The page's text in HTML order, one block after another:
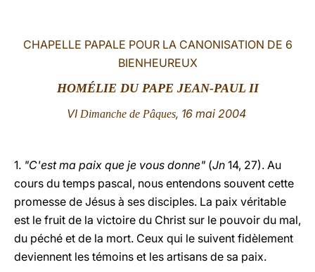
CHAPELLE PAPALE POUR LA CANONISATION DE 6
BIENHEUREUX
HOMÉLIE DU PAPE JEAN-PAUL II
VI Dimanche de Pâques, 16 mai 2004
1. "C'est ma paix que je vous donne" (Jn 14, 27). Au
cours du temps pascal, nous entendons souvent cette
promesse de Jésus à ses disciples. La paix véritable
est le fruit de la victoire du Christ sur le pouvoir du mal,
du péché et de la mort. Ceux qui le suivent fidèlement
deviennent les témoins et les artisans de sa paix.